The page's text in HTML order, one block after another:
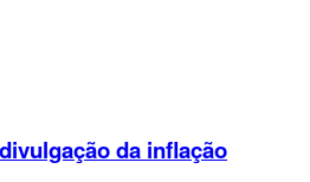
da inflação